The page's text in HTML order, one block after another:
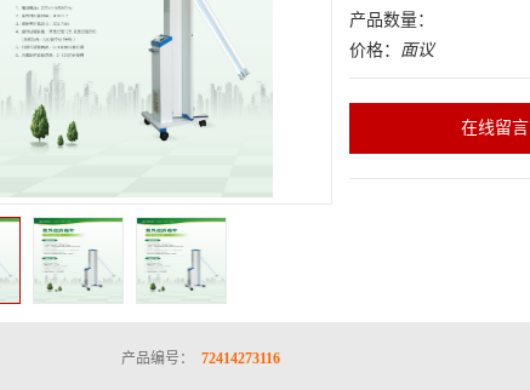
产品数量：
价格： 面议
在线留言
产品编号： 72414273116